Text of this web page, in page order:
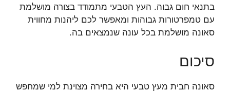
בתנאי חום גבוה. העץ הטבעי מתמודד בצורה מושלמת
עם טמפרטורות גבוהות ומאפשר לכם ליהנות מחווית
סאונה מושלמת בכל עונה שנמצאים בה.
סיכום
סאונה חבית מעץ טבעי היא בחירה מצוינת למי שמחפש